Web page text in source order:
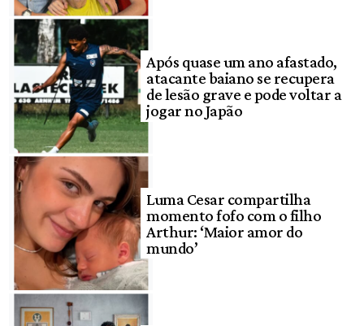
Após quase um ano afastado,
atacante baiano se recupera
de lesão grave e pode voltar a
jogar no Japão
Luma Cesar compartilha
momento fofo com o filho
Arthur: ‘Maior amor do
mundo’